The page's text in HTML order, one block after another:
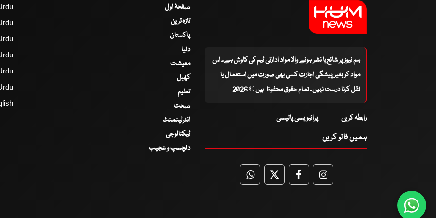
ہم نیوز پر شائع یا نشر ہونے والا مواد ادارتی ٹیم کی کاوش ہے۔ اس
مواد کو بغیر پیشگی اجازت کسی بھی صورت میں استعمال یا
نقل کرنا درست نہیں۔ تمام حقوق محفوظ ہیں © 2026
رابطہ کریں پرائیویسی پالیسی
ہمیں فالو کریں
WhatsApp
TwitterFacebookFacebook
صفحۂ اول
تازہ ترین
پاکستان
دنیا
معیشت
کھیل
تعلیم
صحت
انٹرٹینمنٹ
ٹیکنالوجی
دلچسپ و عجیب